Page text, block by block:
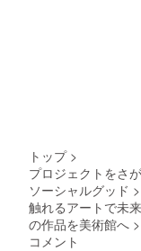
トップ >
プロジェクトをさ
ソーシャルグッド >
触れるアートで未
の作品を美術館へ >
コメント